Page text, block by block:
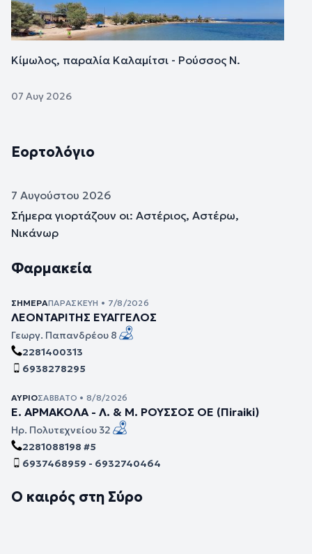
Κίμωλος, παραλία Καλαμίτσι - Ρούσσος Ν.
07 Αυγ 2026
Εορτολόγιο
7 Αυγούστου 2026
Σήμερα γιορτάζουν οι: Αστέριος, Αστέρω,
Νικάνωρ
Φαρμακεία
ΣΉΜΕΡΑΠΑΡΑΣΚΕΥΉ • 7/8/2026
ΛΕΟΝΤΑΡΙΤΗΣ ΕΥΑΓΓΕΛΟΣ
Γεωργ. Παπανδρέου 8
2281400313
6938278295
ΑΎΡΙΟΣΆΒΒΑΤΟ • 8/8/2026
Ε. ΑΡΜΑΚΟΛΑ - Λ. & Μ. ΡΟΥΣΣΟΣ ΟΕ (Πiraiki)
Ηρ. Πολυτεχνείου 32
2281088198 #5
6937468959 - 6932740464
Ο καιρός στη Σύρο